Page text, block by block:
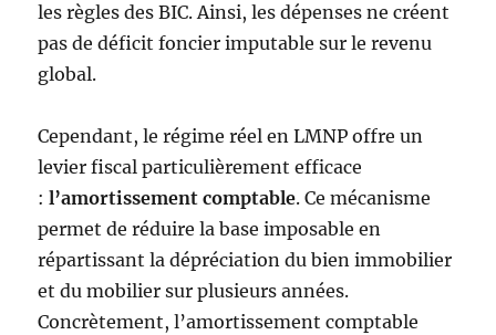
les règles des BIC. Ainsi, les dépenses ne créent
pas de déficit foncier imputable sur le revenu
global.
Cependant, le régime réel en LMNP offre un
levier fiscal particulièrement efficace
: l’amortissement comptable. Ce mécanisme
permet de réduire la base imposable en
répartissant la dépréciation du bien immobilier
et du mobilier sur plusieurs années.
Concrètement, l’amortissement comptable